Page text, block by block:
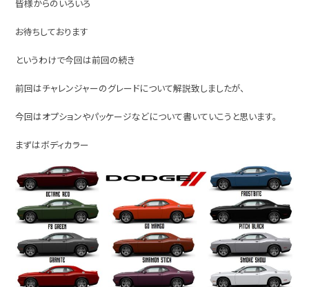
皆様からのいろいろ
お待ちしております
というわけで今回は前回の続き
前回はチャレンジャーのグレードについて解説致しましたが、
今回はオプションやパッケージなどについて書いていこうと思います。
まずはボディカラー